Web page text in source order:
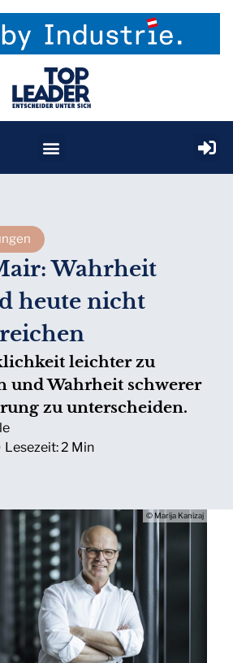
Wahrheit
heute nicht
leichter zu
und Wahrheit schwerer
zu unterscheiden.
Lesezeit: 2 Min
© Marija Kanizaj